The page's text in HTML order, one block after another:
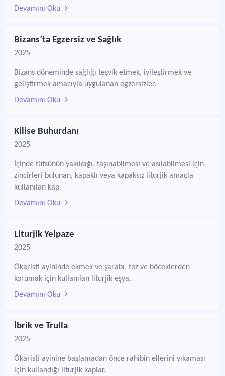
Devamını Oku
Bizans’ta Egzersiz ve Sağlık
2025
Bizans döneminde sağlığı teşvik etmek, iyileştirmek ve
geliştirmek amacıyla uygulanan egzersizler.
Devamını Oku
Kilise Buhurdanı
2025
İçinde tütsünün yakıldığı, taşınabilmesi ve asılabilmesi için
zincirleri bulunan, kapaklı veya kapaksız liturjik amaçla
kullanılan kap.
Devamını Oku
Liturjik Yelpaze
2025
Ökaristi ayininde ekmek ve şarabı, toz ve böceklerden
korumak için kullanılan liturjik eşya.
Devamını Oku
İbrik ve Trulla
2025
Ökaristi ayinine başlamadan önce rahibin ellerini yıkaması
için kullandığı liturjik kaplar.